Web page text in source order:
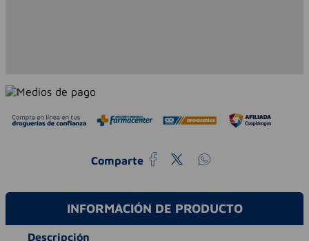
Comparte
INFORMACIÓN DE PRODUCTO
Descripción